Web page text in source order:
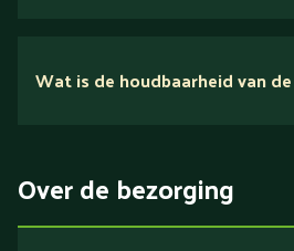
Verlaagd in koolhydraten
Verlaagd in zout
Wat is de houdbaarheid van
Over de bezorging